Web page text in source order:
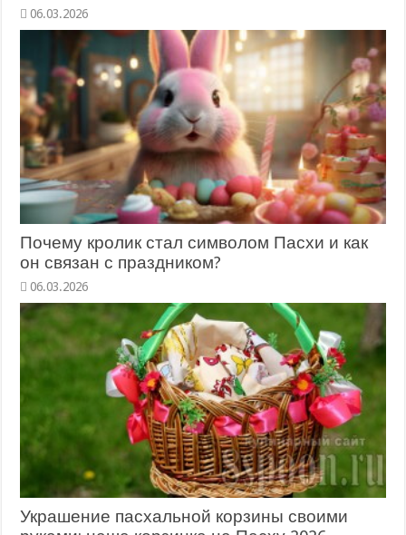
Почему кролик стал символом Пасхи и как
он связан с праздником?
Украшение пасхальной корзины своими